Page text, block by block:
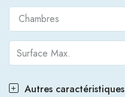
Chambres
Autres caractéristiques